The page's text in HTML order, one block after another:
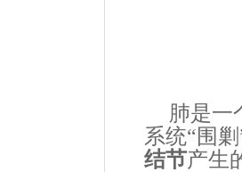
肺是一
系统“围
结节产生